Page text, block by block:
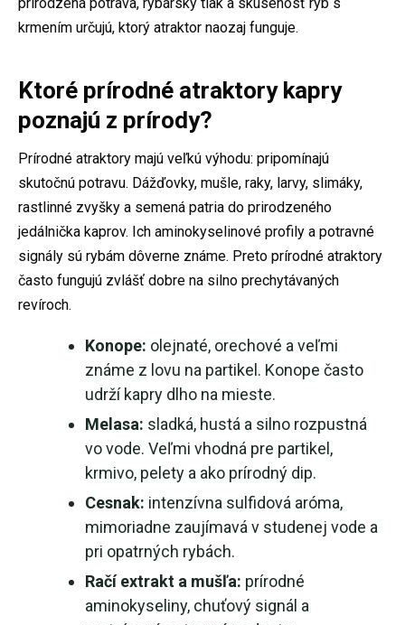
krmením určujú, ktorý atraktor naozaj funguje.
Ktoré prírodné atraktory kapry
poznajú z prírody?
Prírodné atraktory majú veľkú výhodu: pripomínajú
skutočnú potravu. Dážďovky, mušle, raky, larvy, slimáky,
rastlinné zvyšky a semená patria do prirodzeného
jedálnička kaprov. Ich aminokyselinové profily a potravné
signály sú rybám dôverne známe. Preto prírodné atraktory
často fungujú zvlášť dobre na silno prechytávaných
revíroch.
Konope: olejnaté, orechové a veľmi
známe z lovu na partikel. Konope často
udrží kapry dlho na mieste.
Melasa: sladká, hustá a silno rozpustná
vo vode. Veľmi vhodná pre partikel,
krmivo, pelety a ako prírodný dip.
Cesnak: intenzívna sulfidová aróma,
mimoriadne zaujímavá v studenej vode a
pri opatrných rybách.
Račí extrakt a mušľa: prírodné
aminokyseliny, chuťový signál a